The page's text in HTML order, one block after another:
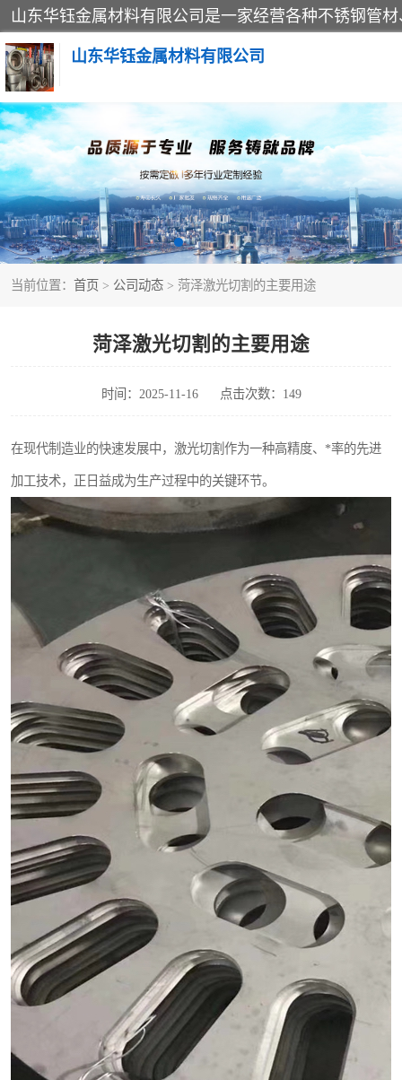
山东华钰金属材料有限公司
当前位置： 首页 > 公司动态 > 菏泽激光切割的主要用途
菏泽激光切割的主要用途
时间：2025-11-16 点击次数：149
在现代制造业的快速发展中，激光切割作为一种高精度、*率的先进
加工技术，正日益成为生产过程中的关键环节。
不锈钢管
管件标准件
不锈钢人孔
不锈钢角钢